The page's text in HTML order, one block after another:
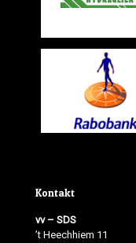
Kontakt
vv – SDS
’t Heechhiem 11